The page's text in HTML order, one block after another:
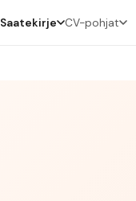
Saatekirje CV-pohjat